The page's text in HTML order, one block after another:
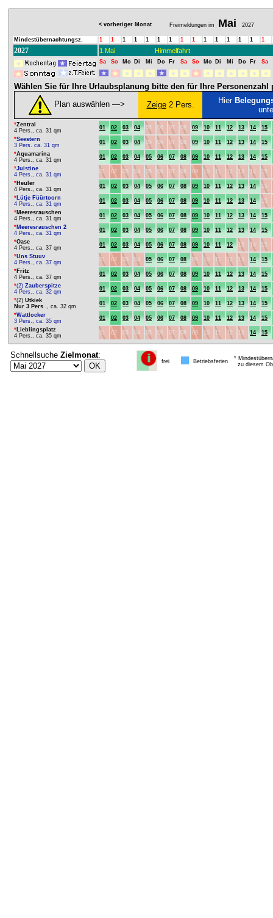
< vorheriger Monat Freimeldungen im Mai 2027
Mindestübernachtungsz. 1 1 1 1 1 1 1 1 1 1 1 1 1 1 1
2027 1.Mai Himmelfahrt
Sa So Mo Di Mi Do Fr Sa So Mo Di Mi Do Fr Sa
Wählen Sie für Ihre Urlaubsplanung bitte den für Ihre Personenzahl
Plan auswählen ―>
Zeige2 Pers. Hier
*Zentral
4 Pers., ca. 31 qm
01 02 03 04 05 06 07 08 09 10 11 12 13 14
15
*Seestern
3 Pers. ca. 31 qm
01 02 03 04 05 06 07 08 09 10 11 12 13 14
15
*Aquamarina
4 Pers., ca. 31 qm
01 02 03 04 05 06 07 08 09 10 11 12 13 14
15
*Juistine
4 Pers., ca. 31 qm
01 02 03 04 05 06 07 08 09 10 11 12 13 14
15
* Heuler
4 Pers., ca. 31 qm
01 02 03 04 05 06 07 08 09 10 11 12 13 14
15
* Lütje Füürtoorn
4 Pers., ca. 31 qm
01 02 03 04 05 06 07 08 09 10 11 12 13 14
15
*Meeresrauschen
4 Pers., ca. 31 qm
01 02 03 04 05 06 07 08 09 10 11 12 13 14
15
*Meeresrauschen 2
4 Pers., ca. 31 qm
01 02 03 04 05 06 07 08 09 10 11 12 13 14
15
*Oase
4 Pers., ca. 37 qm
01 02 03 04 05 06 07 08 09 10 11 12 13 14
15
*Uns Stuuv
4 Pers., ca. 37 qm
01 02 03 04 05 06 07 08 09 10 11 12 13 14
15
* Fritz
4 Pers., ca. 37 qm
01 02 03 04 05 06 07 08 09 10 11 12 13 14
15
*(2) Zauberspitze
4 Pers., ca. 32 qm
01 02 03 04 05 06 07 08 09 10 11 12 13 14
15
*(2) Utkiek
Nur 3 Pers ., ca. 32 qm 01 02 03 04 05 06 07 08 09 10 11 12 13 14
15
*Wattlocker
3 Pers., ca. 35 qm
01 02 03 04 05 06 07 08 09 10 11 12 13 14
15
* Lieblingsplatz
4 Pers., ca. 35 qm
01 02 03 04 05 06 07 08 09 10 11 12 13 14 15
Schnellsuche Zielmonat:
frei Betriebsferien
*
zu diesem